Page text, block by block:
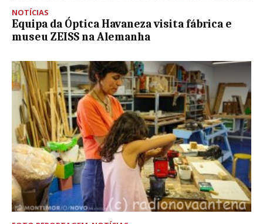
NOTÍCIAS
Equipa da Óptica Havaneza visita fábrica e
museu ZEISS na Alemanha